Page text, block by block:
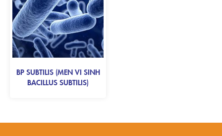
BP SUBTILIS (MEN VI SINH
BACILLUS SUBTILIS)